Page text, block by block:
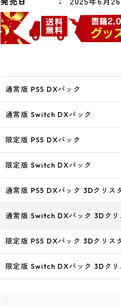
通常版 PS5 DXパック
通常版 Switch DXパック
限定版 PS5 DXパック
限定版 Switch DXパック
通常版 PS5 DXパック 3Dクリス
通常版 Switch DXパック 3Dクリ
限定版 PS5 DXパック 3Dクリス
限定版 Switch DXパック 3Dクリ